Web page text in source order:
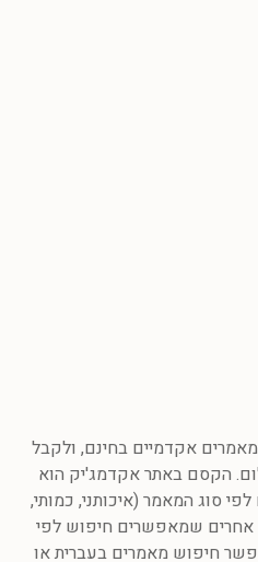
אקדמיים בחינם, ולקבל
הקסם באתר אקדמג'יק הוא
סוג המאמר (איכותני, כמותי,
אחרים שמאפשרים חיפוש לפי
חיפוש מאמרים בעברית או